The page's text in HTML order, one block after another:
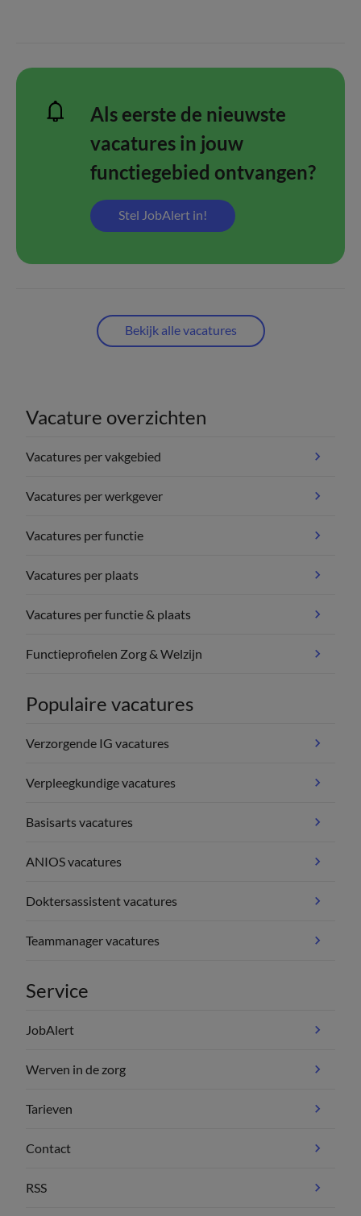
Als eerste de nieuwste
vacatures in jouw
functiegebied ontvangen?
Stel JobAlert in!
Bekijk alle vacatures
Vacature overzichten
Vacatures per vakgebied
Vacatures per werkgever
Vacatures per functie
Vacatures per plaats
Vacatures per functie & plaats
Functieprofielen Zorg & Welzijn
Populaire vacatures
Verzorgende IG vacatures
Verpleegkundige vacatures
Basisarts vacatures
ANIOS vacatures
Doktersassistent vacatures
Teammanager vacatures
Service
JobAlert
Werven in de zorg
Tarieven
Contact
RSS